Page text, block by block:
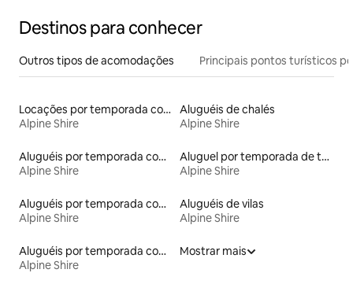
Destinos para conhecer
Outros tipos de acomodações Principais pontos turísticos
Locações por temporada com piscina
Alpine Shire
Aluguéis de chalés
Alpine Shire
Aluguéis por temporada com suítes privativas
Alpine Shire
Aluguel por temporada de townhouses
Alpine Shire
Aluguéis por temporada com banheira de hidromassagem
Alpine Shire
Aluguéis de vilas
Alpine Shire
Aluguéis por temporada com sauna
Alpine Shire
Mostrar mais